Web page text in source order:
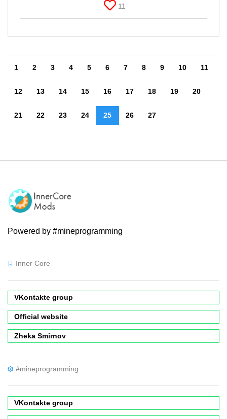
11
1 2 3 4 5 6 7 8 9 10 11
12 13 14 15 16 17 18 19 20
21 22 23 24 25 26 27
Powered by #mineprogramming
Inner Core
VKontakte group
Official website
Zheka Smirnov
#mineprogramming
VKontakte group